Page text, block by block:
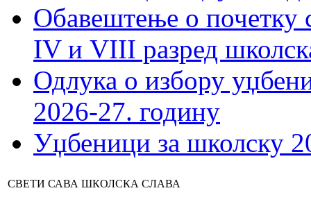
Обавештење о почетку
IV и VIII разред
Одлука о избору
2026-27. годину
Уџбеници за школску
СВЕТИ САВА ШКОЛСКА СЛАВА